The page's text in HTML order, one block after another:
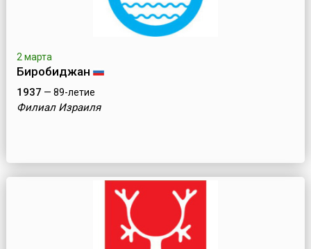
2 марта
Биробиджан
1937 — 89-летие
Филиал Израиля